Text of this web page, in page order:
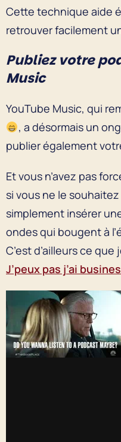
Cette technique aide
retrouver facilement
Publiez votre
Music
YouTube Music, qui
, a désormais un
publier également
Et vous n’avez pas
si vous ne le
simplement insérer
ondes qui bougent à
C’est d’ailleurs ce que
J’peux pas j’ai